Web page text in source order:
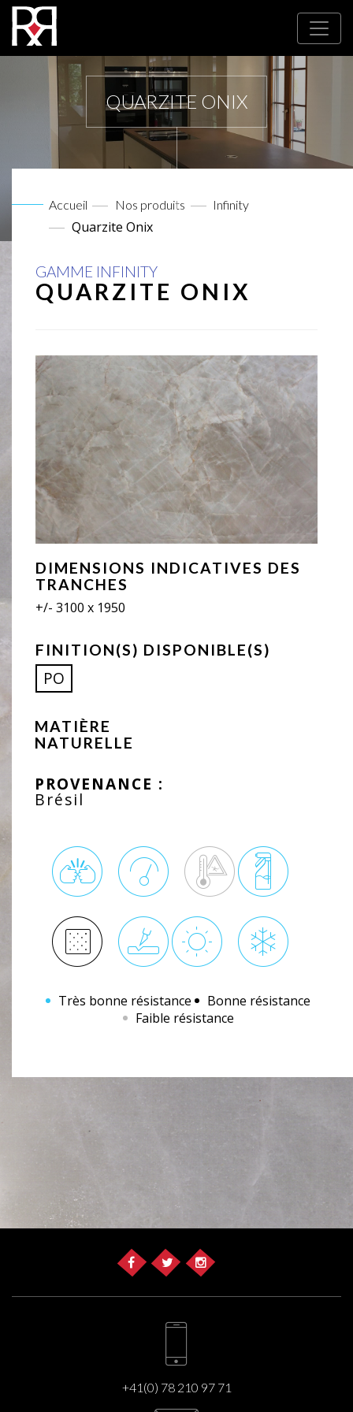
QUARZITE ONIX
Accueil Nos produits Infinity
Quarzite Onix
MATIÈRE
NATURELLE
PROVENANCE :
Brésil
GAMME INFINITY
QUARZITE ONIX
DIMENSIONS INDICATIVES DES
TRANCHES
+/- 3100 x 1950
FINITION(S) DISPONIBLE(S)
PO
Très bonne résistance
Bonne résistance
Faible résistance
+41(0) 78 210 97 71